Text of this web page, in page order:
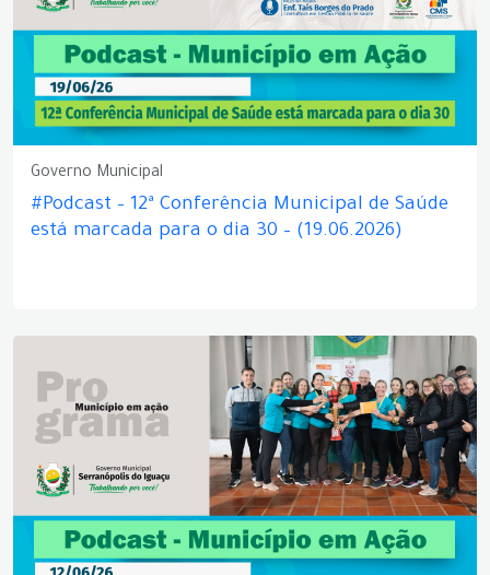
Governo Municipal
#Podcast – 12ª Conferência Municipal de Saúde
está marcada para o dia 30 – (19.06.2026)